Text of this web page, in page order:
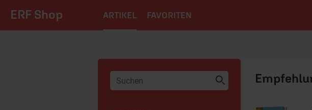
ERF Shop ARTIKEL FAVORITEN